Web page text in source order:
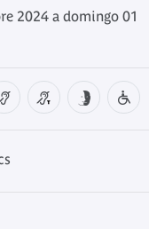
2024 a domingo 01